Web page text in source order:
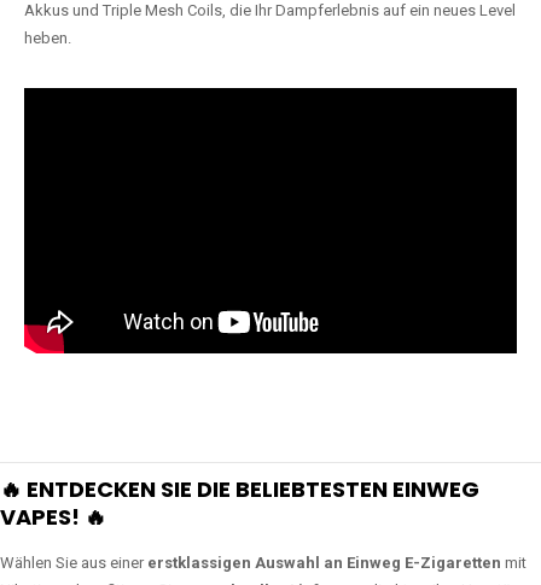
Akkus und Triple Mesh Coils, die Ihr Dampferlebnis auf ein neues Level
heben.
🔥 ENTDECKEN SIE DIE BELIEBTESTEN EINWEG
VAPES! 🔥
Wählen Sie aus einer erstklassigen Auswahl an Einweg E-Zigaretten mit